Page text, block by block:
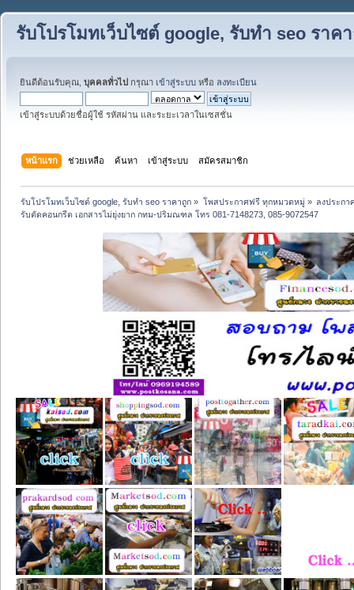
รับโปรโมทเว็บไซต์ google, รับทำ seo ราค
ยินดีต้อนรับคุณ, บุคคลทั่วไป กรุณา เข้าสู่ระบบ หรือ ลงทะเบียน
เข้าสู่ระบบด้วยชื่อผู้ใช้ รหัสผ่าน และระยะเวลาในเซสชั่น
หน้าแรก ช่วยเหลือ ค้นหา เข้าสู่ระบบ สมัครสมาชิก
รับโปรโมทเว็บไซต์ google, รับทำ seo ราคาถูก » โพสประกาศฟรี ทุกหมวดหมู่» ลงประกา
รับตัดคอนกรีต เอกสารไม่ยุ่งยาก กทม-ปริมณฑล โทร 081-7148273, 085-9072547